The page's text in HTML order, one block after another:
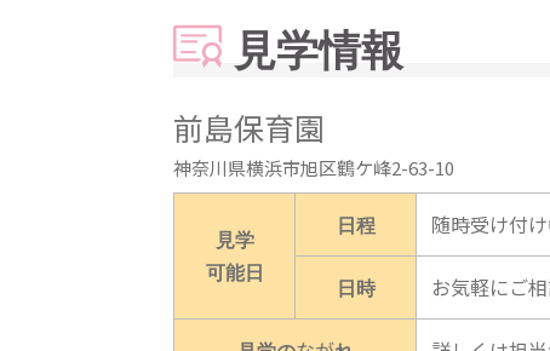
見学情報
前島保育園
神奈川県横浜市旭区鶴ケ峰2-63-10
見学
可能日
日程 随時受け付
日時 お気軽にご